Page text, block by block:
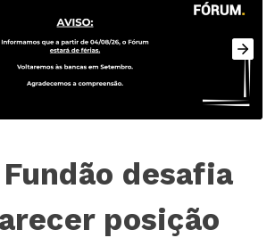
Fundão desafia
posição